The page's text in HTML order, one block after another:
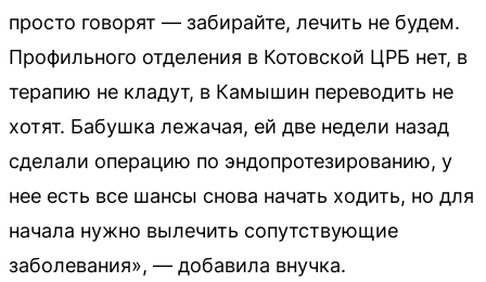
просто говорят — забирайте, лечить не будем.
Профильного отделения в Котовской ЦРБ нет, в
терапию не кладут, в Камышин переводить не
хотят. Бабушка лежачая, ей две недели назад
сделали операцию по эндопротезированию, у
нее есть все шансы снова начать ходить, но для
начала нужно вылечить сопутствующие
заболевания», — добавила внучка.